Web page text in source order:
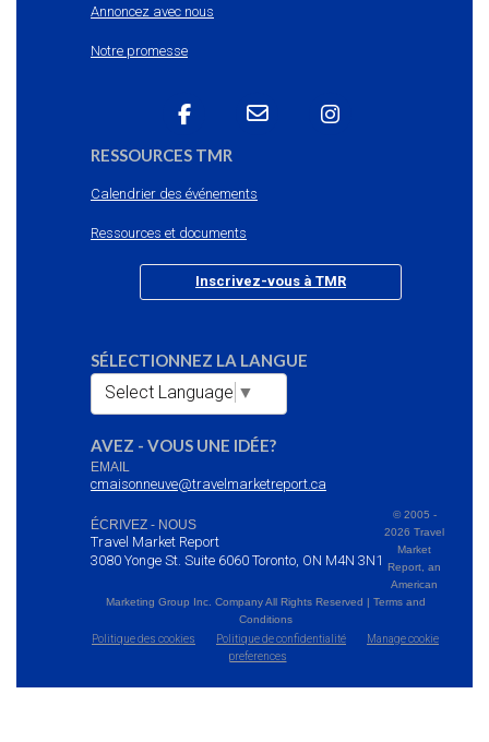
Annoncez avec nous
Notre promesse
RESSOURCES TMR
Calendrier des événements
Ressources et documents
Inscrivez-vous à TMR
SÉLECTIONNEZ LA LANGUE
Select Language ▼
AVEZ - VOUS UNE IDÉE?
EMAIL
cmaisonneuve@travelmarketreport.ca
ÉCRIVEZ - NOUS
Travel Market Report
3080 Yonge St. Suite 6060 Toronto, ON M4N 3N1
© 2005 -
2026 Travel
Market
Report, an
American
Marketing Group Inc. Company All Rights Reserved | Terms and
Conditions
Politique des cookies
Politique de confidentialité
Manage cookie
preferences